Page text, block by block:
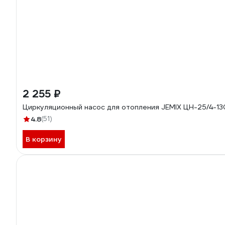
2 255 ₽
Циркуляционный насос для отопления JEMIX ЦН-25/4-
4.8(51)
В корзину